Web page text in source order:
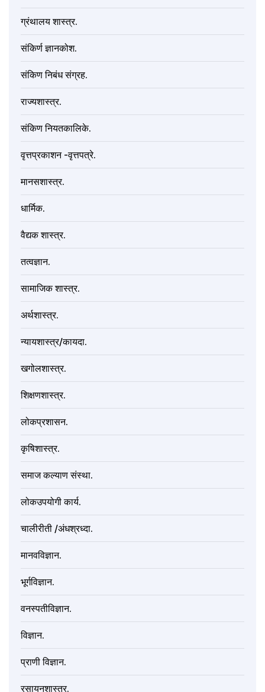
ग्रंथालय शास्त्र.
संकिर्ण ज्ञानकोश.
संकिण निबंध संग्रह.
राज्यशास्त्र.
संकिण नियतकालिके.
वृत्तप्रकाशन -वृत्तपत्रे.
मानसशास्त्र.
धार्मिक.
वैद्यक शास्त्र.
तत्वज्ञान.
सामाजिक शास्त्र.
अर्थशास्त्र.
न्यायशास्त्र/कायदा.
खगोलशास्त्र.
शिक्षणशास्त्र.
लोकप्रशासन.
कृषिशास्त्र.
समाज कल्याण संस्था.
लोकउपयोगी कार्य.
चालीरीती /अंधश्रध्दा.
मानवविज्ञान.
भूर्गविज्ञान.
वनस्पतीविज्ञान.
विज्ञान.
प्राणी विज्ञान.
रसायनशास्त्र.